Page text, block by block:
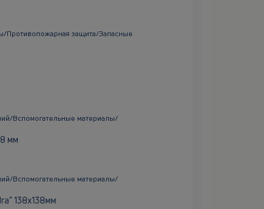
Противопожарная защита/Запасные
Вспомогательные материалы/
мм
Вспомогательные материалы/
138х138мм